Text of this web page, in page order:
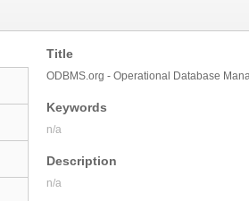
Title
ODBMS.org - Operational Database
Keywords
n/a
Description
n/a